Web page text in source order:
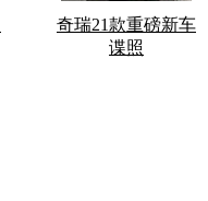
奇瑞21款重磅新车
谍照